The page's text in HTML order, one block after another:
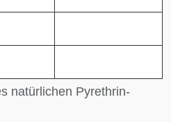
natürlichen Pyrethrin-